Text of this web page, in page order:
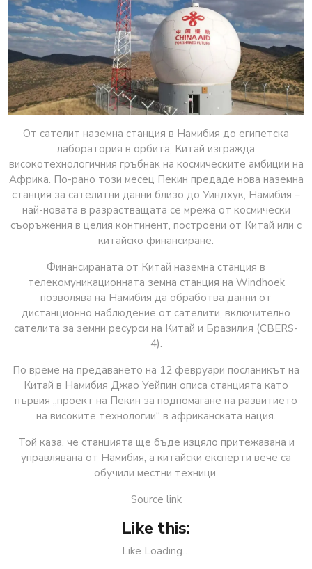
От сателит наземна станция в Намибия до египетска
лаборатория в орбита, Китай изгражда
високотехнологичния гръбнак на космическите амбиции на
Африка. По-рано този месец Пекин предаде нова наземна
станция за сателитни данни близо до Уиндхук, Намибия –
най-новата в разрастващата се мрежа от космически
съоръжения в целия континент, построени от Китай или с
китайско финансиране.
Финансираната от Китай наземна станция в
телекомуникационната земна станция на Windhoek
позволява на Намибия да обработва данни от
дистанционно наблюдение от сателити, включително
сателита за земни ресурси на Китай и Бразилия (CBERS-
4).
По време на предаването на 12 февруари посланикът на
Китай в Намибия Джао Уейпин описа станцията като
първия „проект на Пекин за подпомагане на развитието
на високите технологии“ в африканската нация.
Той каза, че станцията ще бъде изцяло притежавана и
управлявана от Намибия, а китайски експерти вече са
обучили местни техници.
Source link
Like this:
Like Loading…